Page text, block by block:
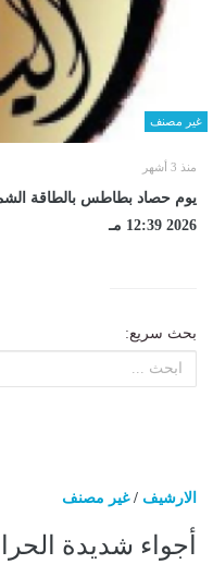
غير مصنف
منذ 3 أشهر
2026 12:39 مـ
بحث سريع:
الارشيف /غير مصنف
أجواء شديدة